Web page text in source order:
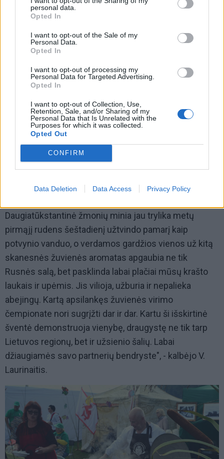
personal data.
Opted In
I want to opt-out of the Sale of my
Personal Data.
Opted In
I want to opt-out of processing my
Personal Data for Targeted Advertising.
Opted In
I want to opt-out of Collection, Use,
Retention, Sale, and/or Sharing of my
Personal Data that Is Unrelated with the
Purposes for which it was collected.
Opted Out
CONFIRM
Data Deletion Data Access Privacy Policy
organizatoriams dėkojo ir Šilutės rajono savivaldybės
meras Vytautas Laurinaitis.
"Pirmasis rudens šeštadienis kasmet Šilutės kraštui
būna išskirtinis. Čia ne tik iš visos Lietuvos, bet ir pačių
įvairiausių užsienio kampelių susirenka žuvienės
mėgėjai, ragautojai ir, žinoma, pačių skaniausių
receptų žinovai. Dėl geriausiųjų titulo bei išskirtinio
Lietuvos bei užsienio komandos.
Daugiatūkstantinė žmonių minia jau trylika metų
pirmąjį rudens šeštadienį užtvindo pamarį kaip
potvynio vanduo, o verdamos gardžios vienos už kitą
skanesnės žuvienės aromatas apgaubia ne tik
Rusnės salą, bet pasklinda labai plačiai mūsų krašto
laukais ir upėmis. Jis vilioja, užburia ir nepalieka
abejingų. Kartą apsilankęs žuvienės virimo
čempionate nori sugrįžti dar ir dar. Kartu ši išskirtinė
šventė demonstruoja vienybę, draugystę ne tik tarp
Lietuvos regionų, bet ir užsienio šalių. Labai
džiaugiamės savo partnerių bendryste", - kalbėjo V.
Laurinaitis.